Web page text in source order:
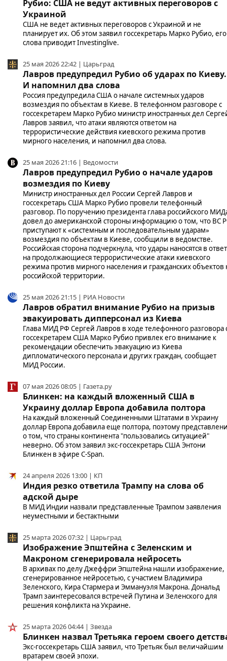
Рубио: США не ведут активных переговоров с
Украиной
США не ведет активных переговоров с Украиной и не
планирует их. Об этом заявил госсекретарь Марко Рубио, его
слова приводит Investinglive.
25 мая 2026 22:42 | Царьград
Лавров предупредил Рубио об ударах по Киеву.
И напомнил два слова
Россия предупредила США о начале системных ударов
возмездия по объектам в Киеве. В телефонном разговоре с
госсекретарем Марко Рубио министр иностранных дел
Лавров заявил, что атаки являются ответом на
террористические действия киевского режима против
мирного населения, и напомнил два слова.
25 мая 2026 21:16 | Ведомости
Лавров предупредил Рубио о начале ударов
возмездия по Киеву
Министр иностранных дел России Сергей Лавров и
госсекретарь США Марко Рубио провели телефонный
разговор. По поручению президента глава российского
довел до американской стороны информацию о том, что ВС
приступают к «системным и последовательным ударам»
возмездия по объектам в Киеве, сообщили в ведомстве.
Российская сторона подчеркнула, что удары наносятся в ответ
на продолжающиеся террористические атаки киевского
режима против мирного населения и гражданских объектов
российской территории.
25 мая 2026 21:15 | РИА Новости
Лавров обратил внимание Рубио на призыв
эвакуировать дипперсонал из Киева
Глава МИД РФ Сергей Лавров в ходе телефонного разговора
госсекретарем США Марко Рубио привлек его внимание к
рекомендации обеспечить эвакуацию из Киева
дипломатического персонала и других граждан, сообщает
МИД России.
07 мая 2026 08:05 | Газета.ру
Блинкен: на каждый вложенный США в
Украину доллар Европа добавила полтора
На каждый вложенный Соединенными Штатами в Украину
доллар Европа добавила еще полтора, поэтому
о том, что страны континента "пользовались ситуацией"
неверно. Об этом заявил экс-госсекретарь США Энтони
Блинкен в эфире С-Span.
24 апреля 2026 13:00 | КП
Индия резко ответила Трампу на слова об
адской дыре
В МИД Индии назвали представленные Трампом заявления
неуместными и бестактными
25 марта 2026 07:32 | Царьград
Изображение Эпштейна с Зеленским и
Макроном сгенерировала нейросеть
В архивах по делу Джеффри Эпштейна нашли изображение,
сгенерированное нейросетью, с участием Владимира
Зеленского, Кира Стармера и Эммануэля Макрона. Дональд
Трамп заинтересовался встречей Путина и Зеленского для
решения конфликта на Украине.
25 марта 2026 04:44 | Звезда
Блинкен назвал Третьяка героем своего
Экс-госсекретарь США заявил, что Третьяк был величайшим
вратарем своей эпохи.